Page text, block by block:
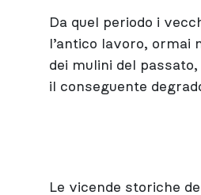
Da quel periodo i
l’antico lavoro,
dei mulini del
il conseguente
Le vicende storiche